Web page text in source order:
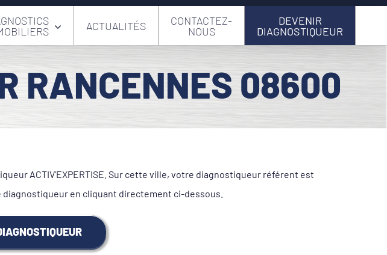
ACTUALITÉS
CONTACTEZ-
NOUS
DEVENIR
DIAGNOSTIQUEUR
RANCENNES 08600
ACTIV'EXPERTISE. Sur cette ville, votre diagnostiqueur référent est
diagnostiqueur en cliquant directement ci-dessous.